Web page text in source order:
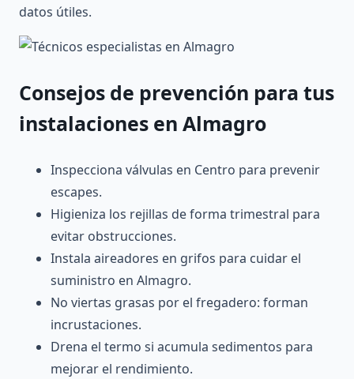
datos útiles.
Consejos de prevención para tus
instalaciones en Almagro
Inspecciona válvulas en Centro para prevenir
escapes.
Higieniza los rejillas de forma trimestral para
evitar obstrucciones.
Instala aireadores en grifos para cuidar el
suministro en Almagro.
No viertas grasas por el fregadero: forman
incrustaciones.
Drena el termo si acumula sedimentos para
mejorar el rendimiento.